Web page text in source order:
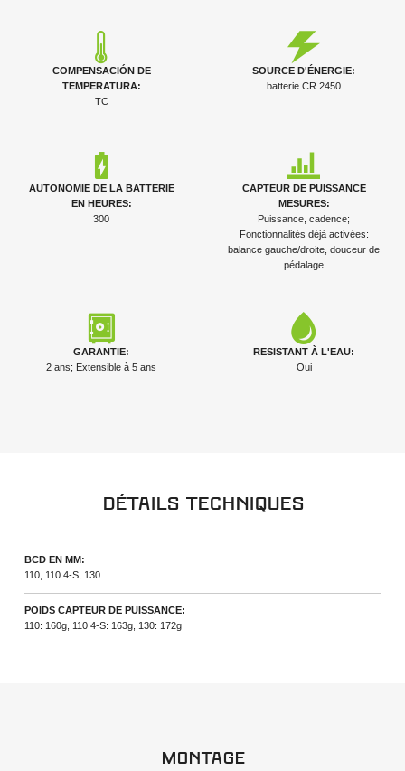
COMPENSACIÓN DE
TEMPERATURA:
TC
SOURCE D'ÉNERGIE:
batterie CR 2450
AUTONOMIE DE LA BATTERIE
EN HEURES:
300
CAPTEUR DE PUISSANCE
MESURES:
Puissance, cadence;
Fonctionnalités déjà activées:
balance gauche/droite, douceur de
pédalage
GARANTIE:
2 ans; Extensible à 5 ans
RESISTANT À L'EAU:
Oui
Détails techniques
BCD EN MM:
110, 110 4-S, 130
POIDS CAPTEUR DE PUISSANCE:
110: 160g, 110 4-S: 163g, 130: 172g
Montage